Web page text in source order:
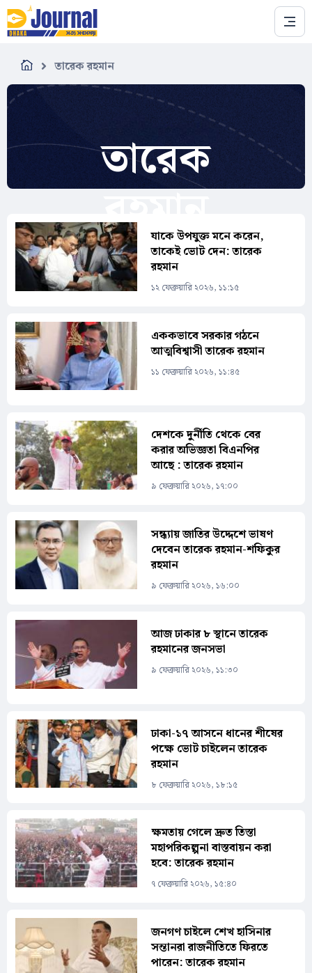
Skip to main content
তারেক রহমান
তারেক
রহমান
যাকে উপযুক্ত মনে করেন,
তাকেই ভোট দেন: তারেক
রহমান
১২ ফেব্রুয়ারি ২০২৬, ১১:১৫
এককভাবে সরকার গঠনে
আত্মবিশ্বাসী তারেক রহমান
১১ ফেব্রুয়ারি ২০২৬, ১১:৪৫
দেশকে দুর্নীতি থেকে বের
করার অভিজ্ঞতা বিএনপির
আছে : তারেক রহমান
৯ ফেব্রুয়ারি ২০২৬, ১৭:০০
সন্ধ্যায় জাতির উদ্দেশে ভাষণ
দেবেন তারেক রহমান-শফিকুর
রহমান
৯ ফেব্রুয়ারি ২০২৬, ১৬:০০
আজ ঢাকার ৮ স্থানে তারেক
রহমানের জনসভা
৯ ফেব্রুয়ারি ২০২৬, ১১:৩০
ঢাকা-১৭ আসনে ধানের শীষের
পক্ষে ভোট চাইলেন তারেক
রহমান
৮ ফেব্রুয়ারি ২০২৬, ১৮:১৫
ক্ষমতায় গেলে দ্রুত তিস্তা
মহাপরিকল্পনা বাস্তবায়ন করা
হবে: তারেক রহমান
৭ ফেব্রুয়ারি ২০২৬, ১৫:৪০
জনগণ চাইলে শেখ হাসিনার
সন্তানরা রাজনীতিতে ফিরতে
পারেন: তারেক রহমান